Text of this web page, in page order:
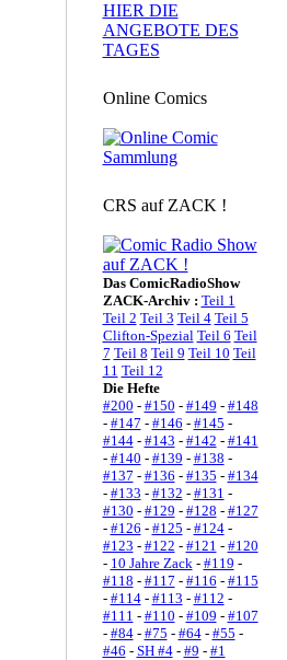
HIER DIE
ANGEBOTE DES
TAGES
Online Comics
CRS auf ZACK !
Das ComicRadioShow
ZACK-Archiv : Teil 1
Teil 2 Teil 3 Teil 4 Teil 5
Clifton-Spezial Teil 6 Teil
7 Teil 8 Teil 9 Teil 10 Teil
11 Teil 12
Die Hefte
#200 - #150 - #149 - #148
- #147 - #146 - #145 -
#144- #143 - #142 - #141
- #140 - #139 - #138 -
#137 - #136 - #135 - #134
- #133 - #132 - #131 -
#130 - #129 - #128 - #127
- #126 - #125 - #124-
#123 - #122 - #121 - #120
- 10 Jahre Zack- #119 -
#118 - #117 - #116 - #115
- #114- #113 - #112 -
#111 - #110 - #109 - #107
- #84- #75 - #64- #55 -
#46 - SH #4- #9 - #1